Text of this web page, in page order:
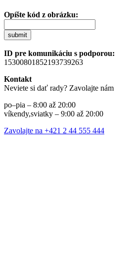
Opíšte kód z obrázku:
submit
ID pre komunikáciu s podporou:
15300801852193739263
Kontakt
Neviete si dať rady? Zavolajte nám
po–pia – 8:00 až 20:00
víkendy,sviatky – 9:00 až 20:00
Zavolajte na +421 2 44 555 444